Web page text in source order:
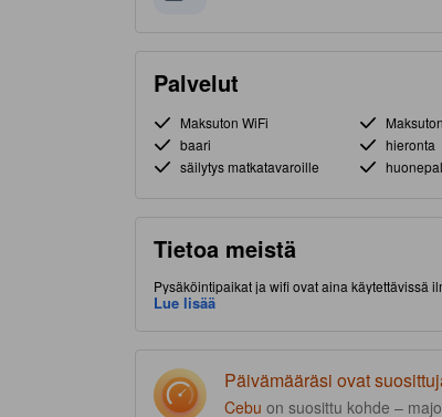
Palvelut
Maksuton WiFi
baari
hieronta
säilytys matkatavaroille
Tietoa meistä
Pysäköintipaikat ja wifi ovat aina käytettävissä
sijainnin (Cebu City) ansiosta. Kuuluisa De
Lue lisää
Päivämääräsi ovat
Cebu on suosittu kohde –